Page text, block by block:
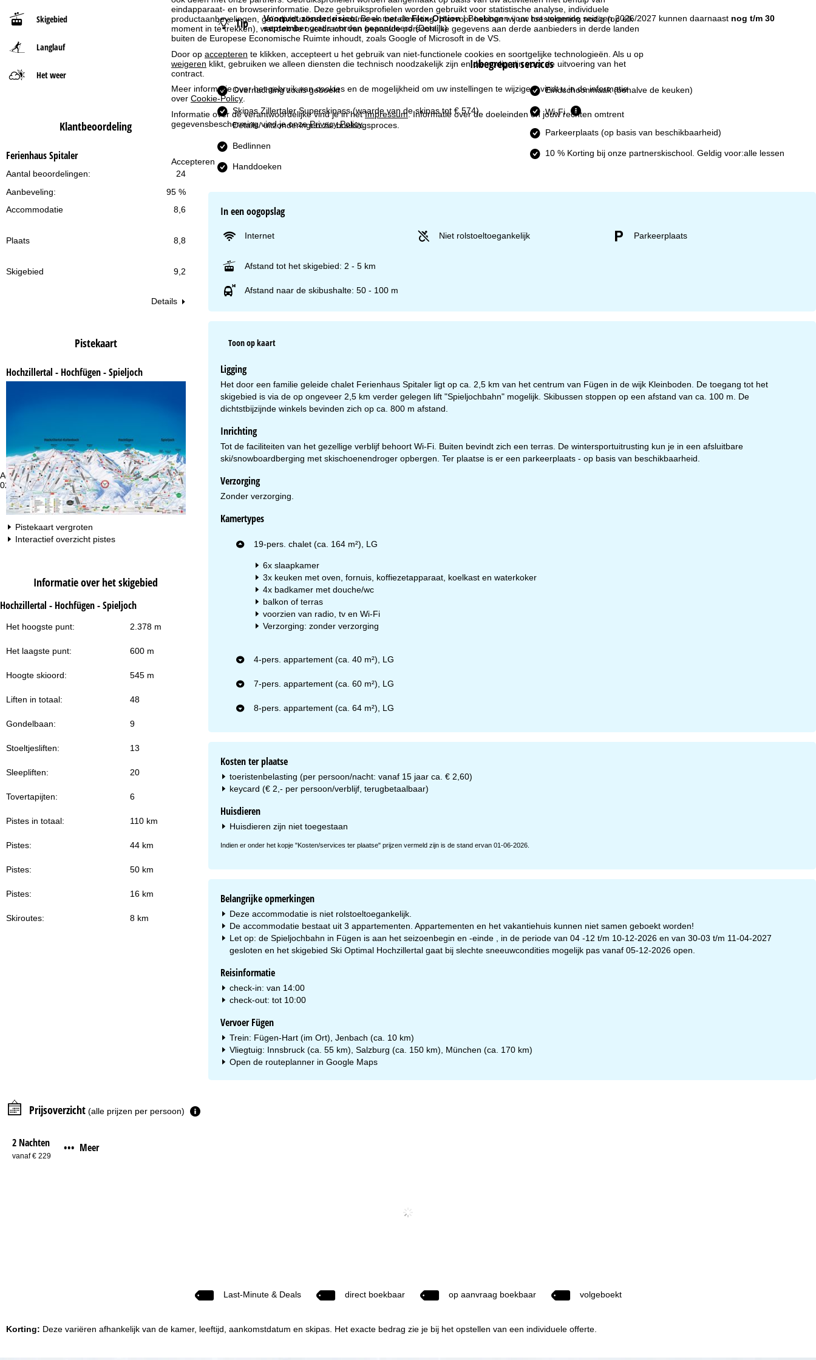
eindapparaat- en browserinformatie. Deze gebruiksprofielen worden gebruikt voor statistische analyse, individuele
productaanbevelingen, geïndividualiseerde reclame en bereikmeting. Hiervoor hebben wij uw toestemming nodig (op elk
moment in te trekken), wat ook de overdracht van bepaalde persoonlijke gegevens aan derde aanbieders in derde landen
buiten de Europese Economische Ruimte inhoudt, zoals Google of Microsoft in de VS.
Door op accepteren te klikken, accepteert u het gebruik van niet-functionele cookies en soortgelijke technologieën. Als u op
weigeren klikt, gebruiken we alleen diensten die technisch noodzakelijk zijn en die nodig zijn voor de uitvoering van het
contract.
Meer informatie over het gebruik van cookies en de mogelijkheid om uw instellingen te wijzigen, vindt u in de informatie
over Cookie-Policy
Informatie over de verantwoordelijke vind je in hetImpressum. Informatie over de doeleinden en jouw rechten omtrent
gegevensbescherming vind je onzePrivacy Policy.
Accepteren
Advies
020 713 9190 of +4922188828373
vr:
Naar contactpagina
Skigebied
Langlauf
Het weer
Klantbeoordeling
Ferienhaus Spitaler
24
Aantal beoordelingen:
95 %
Aanbeveling:
Accommodatie
8,6
Plaats 8,8
Skigebied 9,2
Details
Pistekaart
Hochzillertal - Hochfügen - Spieljoch
Pistekaart vergroten
Interactief overzicht pistes
Informatie over het skigebied
Hochzillertal - Hochfügen - Spieljoch
Het hoogste punt: 2.378 m
Het laagste punt: 600 m
Hoogte skioord: 545 m
Liften in totaal: 48
Gondelbaan: 9
Stoeltjesliften: 13
Sleepliften: 20
Tovertapijten: 6
Pistes in totaal: 110 km
Pistes: 44 km
Pistes: 50 km
Pistes: 16 km
Skiroutes: 8 km
t
a
g
i
n
a
Tip Voorpret zonder risico:Boek met deFlex-Option| Boekingen voor het volgende seizoen 2026/2027 kunnen daarnaast nog t/m 30
septembergratis worden geannuleerd(Details)
Inbegrepen services
Overnachting zoals geboekt
Skipas Zillertaler Superskipass(waarde van de skipas tot € 574).
Details/ uitzonderingen zie boekingsproces.
Bedlinnen
Handdoeken
Eindschoonmaak (behalve de keuken)
Wi-Fi
Parkeerplaats (op basis van beschikbaarheid)
10 % Korting bij onze partnerskischool. Geldig voor:alle lessen
In een oogopslag
Internet Niet rolstoeltoegankelijk Parkeerplaats
Afstand tot het skigebied: 2 - 5 km
Afstand naar de skibushalte: 50 - 100 m
Toon op kaart
Ligging
Het door een familie geleide chalet Ferienhaus Spitaler ligt op ca. 2,5 km van het centrum van Fügen in de wijk Kleinboden. De toegang tot het
skigebied is via de op ongeveer 2,5 km verder gelegen lift "Spieljochbahn" mogelijk. Skibussen stoppen op een afstand van ca. 100 m. De
dichtstbijzijnde winkels bevinden zich op ca. 800 m afstand.
Inrichting
Tot de faciliteiten van het gezellige verblijf behoort Wi-Fi. Buiten bevindt zich een terras. De wintersportuitrusting kun je in een afsluitbare
ski/snowboardberging met skischoenendroger opbergen. Ter plaatse is er een parkeerplaats - op basis van beschikbaarheid.
Verzorging
Zonder verzorging.
Kamertypes
19-pers. chalet (ca. 164 m²), LG
6x slaapkamer
3x keuken met oven, fornuis, koffiezetapparaat, koelkast en waterkoker
4x badkamer met douche/wc
balkon of terras
voorzien van radio, tv en Wi-Fi
Verzorging: zonder verzorging
4-pers. appartement (ca. 40 m²), LG
7-pers. appartement (ca. 60 m²), LG
8-pers. appartement (ca. 64 m²), LG
Kosten ter plaatse
toeristenbelasting (per persoon/nacht: vanaf 15 jaar ca. € 2,60)
keycard (€ 2,- per persoon/verblijf, terugbetaalbaar)
Huisdieren
Huisdieren zijn niet toegestaan
Indien er onder het kopje "Kosten/services ter plaatse" prijzen vermeld zijn is de stand ervan 01-06-2026.
Belangrijke opmerkingen
Deze accommodatie is niet rolstoeltoegankelijk.
De accommodatie bestaat uit 3 appartementen. Appartementen en het vakantiehuis kunnen niet samen geboekt worden!
Let op: de Spieljochbahn in Fügen is aan het seizoenbegin en -einde , in de periode van 04 -12 t/m 10-12-2026 en van 30-03 t/m 11-04-2027
gesloten en het skigebied Ski Optimal Hochzillertal gaat bij slechte sneeuwcondities mogelijk pas vanaf 05-12-2026 open.
Reisinformatie
check-in: van 14:00
check-out: tot 10:00
Vervoer Fügen
Trein: Fügen-Hart (im Ort), Jenbach (ca. 10 km)
Vliegtuig: Innsbruck (ca. 55 km), Salzburg (ca. 150 km), München (ca. 170 km)
Open de routeplanner in Google Maps
Prijsoverzicht (alle prijzen per persoon)
2 Nachten
vanaf € 229
••• Meer
Last-Minute & Deals direct boekbaar op aanvraag boekbaar volgeboekt
Korting: Deze variëren afhankelijk van de kamer, leeftijd, aankomstdatum en skipas. Het exacte bedrag zie je bij het opstellen van een individuele offerte.